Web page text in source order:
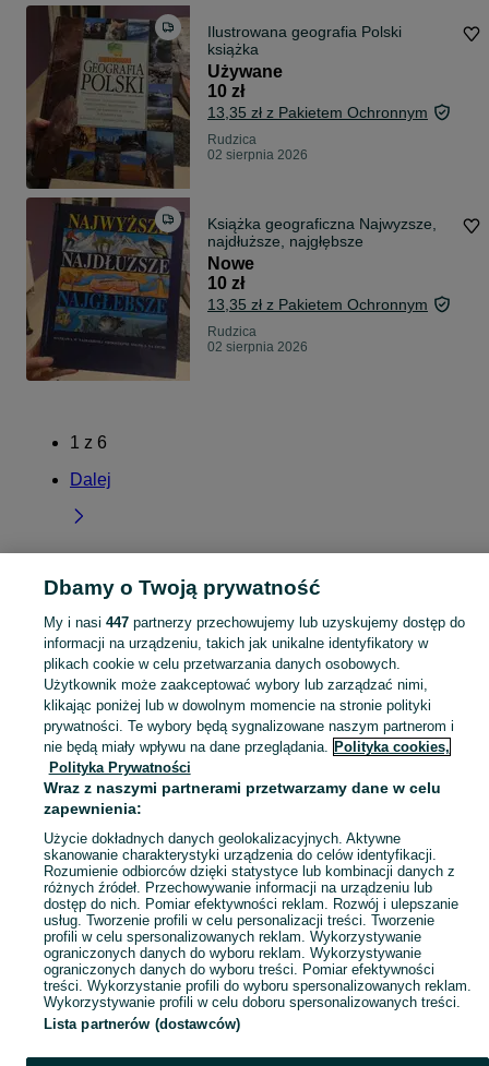
Ilustrowana geografia Polski
książka
Używane
10 zł
13,35 zł z Pakietem Ochronnym
Rudzica
02 sierpnia 2026
Książka geograficzna Najwyzsze,
najdłuższe, najgłębsze
Nowe
10 zł
13,35 zł z Pakietem Ochronnym
Rudzica
02 sierpnia 2026
1 z 6
Dalej
Strona główna Dolnośląskie Rudzica
KATEGORIA
Skorzystaj z największego serwisu ogłoszeniowego - Rudzica i okolice! Kupuj to, czego pragniesz i sprzedawaj to, czego już nie potrzebujesz! Zobacz
Mapa kategorii
Mapa miejscowości
Mapa ministron
Popularne wyszukiwania
Dbamy o Twoją prywatność
My i nasi 447partnerzy przechowujemy lub uzyskujemy dostęp do
informacji na urządzeniu, takich jak unikalne identyfikatory w
plikach cookie w celu przetwarzania danych osobowych.
Użytkownik może zaakceptować wybory lub zarządzać nimi,
klikając poniżej lub w dowolnym momencie na stronie polityki
prywatności. Te wybory będą sygnalizowane naszym partnerom i
nie będą miały wpływu na dane przeglądania. Polityka cookies,
Polityka Prywatności
Wraz z naszymi partnerami przetwarzamy dane w celu
zapewnienia:
Użycie dokładnych danych geolokalizacyjnych. Aktywne
skanowanie charakterystyki urządzenia do celów identyfikacji.
Rozumienie odbiorców dzięki statystyce lub kombinacji danych z
różnych źródeł. Przechowywanie informacji na urządzeniu lub
dostęp do nich. Pomiar efektywności reklam. Rozwój i ulepszanie
usług. Tworzenie profili w celu personalizacji treści. Tworzenie
profili w celu spersonalizowanych reklam. Wykorzystywanie
ograniczonych danych do wyboru reklam. Wykorzystywanie
ograniczonych danych do wyboru treści. Pomiar efektywności
treści. Wykorzystanie profili do wyboru spersonalizowanych reklam.
Wykorzystywanie profili w celu doboru spersonalizowanych treści.
Lista partnerów (dostawców)